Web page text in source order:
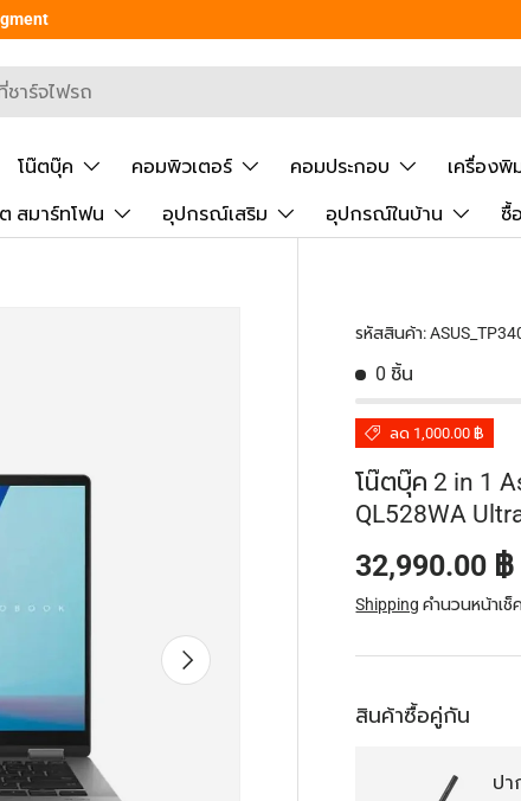
การค้นหา
โน๊ตบุ๊ค คอมพิวเตอร์ คอมประกอบ เครื่องพิ
สมาร์ทโฟน อุปกรณ์เสริม อุปกรณ์ในบ้าน ซื้
ถัดไป
รหัสสินค้า:
0 ชิ้น
ลด 1,000.00 ฿
โน๊ตบุ๊ค 2 in 1
QL528WA
ราคาส่วนลด
32,990.00 ฿
Shipping คำนวนหน้าเช็
สินค้าซื้อคู่กัน
ปา